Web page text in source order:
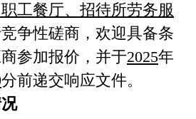
工餐厅、招待所劳务服
争性磋商，欢迎具备条
参加报价，并于2025年
分前递交响应文件。